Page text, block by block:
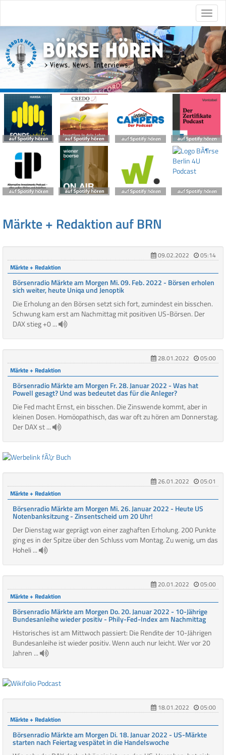
Märkte + Redaktion auf BRN
09.02.2022
05:14
Märkte + Redaktion
Börsenradio Märkte am Morgen Mi. 09. Feb. 2022 - Börsen erholen
sich weiter, heute Uniqa und Jenoptik
Die Erholung an den Börsen setzt sich fort, zumindest ein bisschen.
Schwung kam erst am Nachmittag mit positiven US-Börsen. Der
DAX stieg +0 ...
28.01.2022
05:00
Märkte + Redaktion
Börsenradio Märkte am Morgen Fr. 28. Januar 2022 - Was hat
Powell gesagt? Und was bedeutet das für die Anleger?
Die Fed macht Ernst, ein bisschen. Die Zinswende kommt, aber in
kleinen Dosen. Homöopathisch, das war oft zu hören am Donnerstag.
Der DAX st ...
26.01.2022
05:01
Märkte + Redaktion
Börsenradio Märkte am Morgen Mi. 26. Januar 2022 - Heute US
Notenbanksitzung - Zinsentscheid um 20 Uhr!
Der Dienstag war geprägt von einer zaghaften Erholung. 200 Punkte
ging es in der Spitze über den Schluss vom Montag. Zu wenig, um das
Hoheli ...
20.01.2022
05:00
Märkte + Redaktion
Börsenradio Märkte am Morgen Do. 20. Januar 2022 - 10-Jährige
Bundesanleihe wieder positiv - Phily-Fed-Index am Nachmittag
Historisches ist am Mittwoch passiert: Die Rendite der 10-Jährigen
Bundesanleihe ist wieder positiv. Wenn auch nur leicht. Wer vor 20
Jahren ...
18.01.2022
05:00
Märkte + Redaktion
Börsenradio Märkte am Morgen Di. 18. Januar 2022 - US-Märkte
starten nach Feiertag vespätet in die Handelswoche